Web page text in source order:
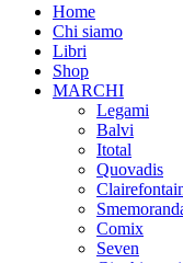
Home
Chi siamo
Libri
Shop
MARCHI
Legami
Balvi
Itotal
Quovadis
Comix
Seven